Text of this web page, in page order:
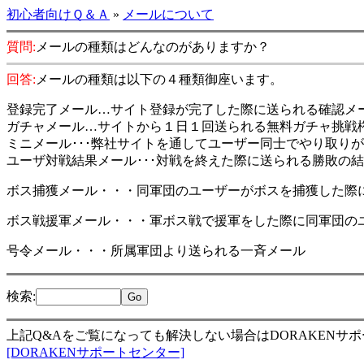
初心者向けＱ＆Ａ » メールについて
質問: メールの種類はどんなのがありますか？
回答: メールの種類は以下の４種類御座います。
登録完了メール…サイト登録が完了した際に送られる確認メ
ガチャメール…サイトから１日１回送られる無料ガチャ挑戦
ミニメール･･･弊社サイトを通してユーザー同士でやり取り
ユーザ対戦結果メール･･･対戦を終えた際に送られる勝敗の
ボス捕獲メール・・・同軍団のユーザーがボスを捕獲した際
ボス戦援軍メール・・・軍ボス戦で援軍をした際に同軍団
号令メール・・・所属軍団より送られる一斉メール
検索:
上記Q&Aをご覧になっても解決しない場合はDORAKENサ
[DORAKENサポートセンター]